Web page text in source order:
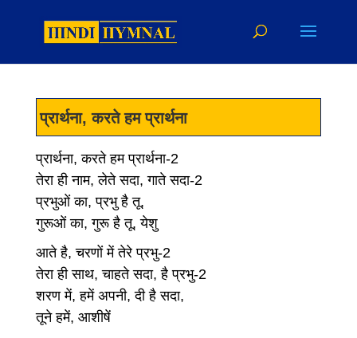
प्रार्थना, करते हम प्रार्थना
प्रार्थना, करते हम प्रार्थना-2
तेरा ही नाम, लेते सदा, गाते सदा-2
प्रभुओं का, प्रभु है तू,
गुरूओं का, गुरू है तू, येशु
आते है, चरणों में तेरे प्रभु-2
तेरा ही साथ, चाहते सदा, है प्रभु-2
शरण में, हमें अपनी, दी है सदा,
तूने हमें, आशीषें